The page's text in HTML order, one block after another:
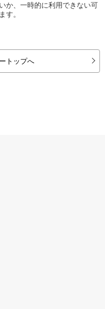
か、一時的に利用できない可
す。
トップへ